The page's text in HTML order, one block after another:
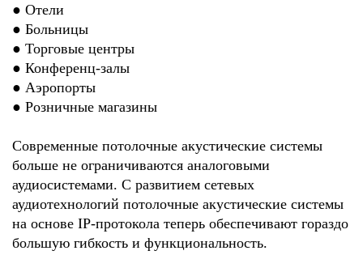
● Отели
● Больницы
● Торговые центры
● Конференц-залы
● Аэропорты
● Розничные магазины
Современные потолочные акустические системы
больше не ограничиваются аналоговыми
аудиосистемами. С развитием сетевых
аудиотехнологий потолочные акустические системы
на основе IP-протокола теперь обеспечивают гораздо
большую гибкость и функциональность.